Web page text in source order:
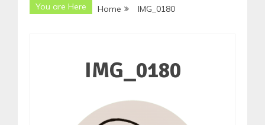
You are Here Home IMG_0180
IMG_0180